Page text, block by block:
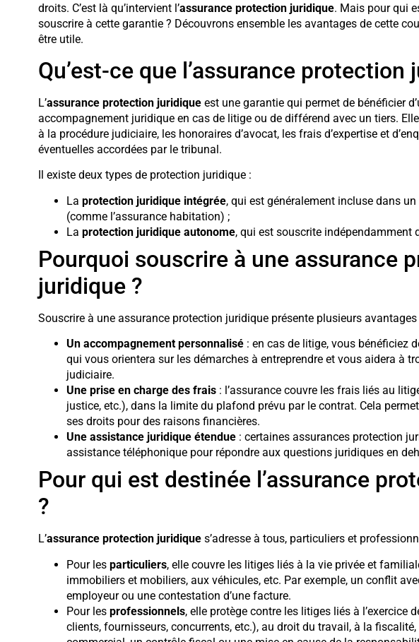
droits. C’est là qu’intervient l’assurance protection juridique. Mais pour qui
souscrire à cette garantie ? Découvrons ensemble les avantages de cette
être utile.
Qu’est-ce que l’assurance protection
L’assurance protection juridiqueest une garantie qui permet de bénéficier
accompagnement juridique en cas de litige ou de différend avec un tiers.
à la procédure judiciaire, les honoraires d’avocat, les frais d’expertise et
éventuelles accordées par le tribunal.
Il existe deux types de protection juridique :
La protection juridique intégrée, qui est généralement incluse dans
(comme l’assurance habitation) ;
La protection juridique autonome, qui est souscrite indépendamment
Pourquoi souscrire à une assurance
juridique ?
Souscrire à une assurance protection juridique présente plusieurs avantages
Un accompagnement personnalisé: en cas de litige, vous bénéficiez
qui vous orientera sur les démarches à entreprendre et vous aidera à
judiciaire.
Une prise en charge des frais: l’assurance couvre les frais liés au
justice, etc.), dans la limite du plafond prévu par le contrat. Cela
ses droits pour des raisons financières.
Une assistance juridique étendue: certaines assurances protection
assistance téléphonique pour répondre aux questions juridiques en
Pour qui est destinée l’assurance
?
L’assurance protection juridiques’adresse à tous, particuliers et
Pour les particuliers, elle couvre les litiges liés à la vie privée et
immobiliers et mobiliers, aux véhicules, etc. Par exemple, un conflit
employeur ou une contestation d’une facture.
Pour les professionnels, elle protège contre les litiges liés à l’exercice
clients, fournisseurs, concurrents, etc.), au droit du travail, à la